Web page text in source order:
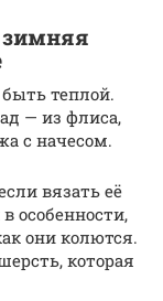
теплой.
— из флиса,
с начесом.
вязать её
особенности,
они колются.
которая